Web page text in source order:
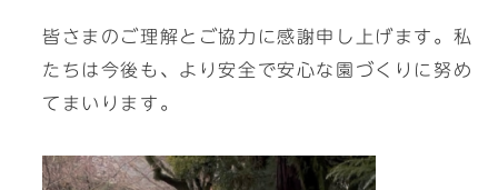
皆さまのご理解とご協力に感謝申し上げます。私
たちは今後も、より安全で安心な園づくりに努め
てまいります。